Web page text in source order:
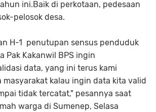
ini.Baik di perkotaan, pedesaan
pelosok desa.
H-1 penutupan sensus penduduk
Pak Kakanwil BPS ingin
data, yang ini terus kami
masyarakat kalau ingin data kita valid
tidak tercatat," pesannya saat
warga di Sumenep, Selasa